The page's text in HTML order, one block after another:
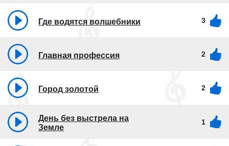
Где водятся волшебники 3
Главная профессия 2
Город золотой 2
День без выстрела на
Земле
1